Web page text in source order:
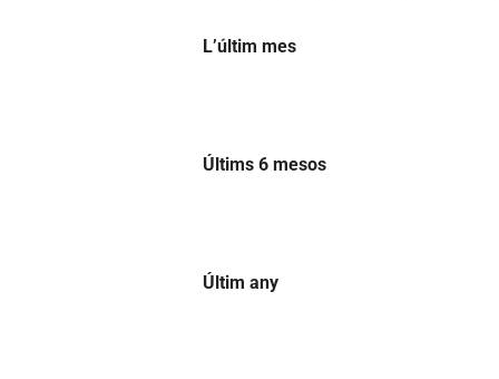
L’últim mes
Últims 6 mesos
Últim any